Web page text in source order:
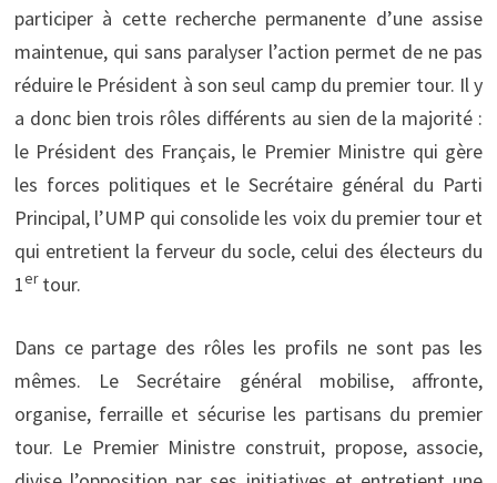
participer à cette recherche permanente d’une assise
maintenue, qui sans paralyser l’action permet de ne pas
réduire le Président à son seul camp du premier tour. Il y
a donc bien trois rôles différents au sien de la majorité :
le Président des Français, le Premier Ministre qui gère
les forces politiques et le Secrétaire général du Parti
Principal, l’UMP qui consolide les voix du premier tour et
qui entretient la ferveur du socle, celui des électeurs du
1ertour.
Dans ce partage des rôles les profils ne sont pas les
mêmes. Le Secrétaire général mobilise, affronte,
organise, ferraille et sécurise les partisans du premier
tour. Le Premier Ministre construit, propose, associe,